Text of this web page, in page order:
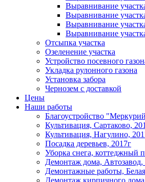
Выравнивание
Выравнивание
Выравнивание
Выравнивание
Отсыпка участка
Озеленение участка
Устройство посевного
Укладка рулонного газона
Установка забора
Чернозем с доставкой
Цены
Наши работы
Благоустройство
Культивация, Сартаково,
Культивация, Нагулино,
Посадка деревьев, 2017г
Уборка снега, коттеджный
Демонтаж дома, Автозавод,
Демонтажные работы,
Демонтаж кирпичного